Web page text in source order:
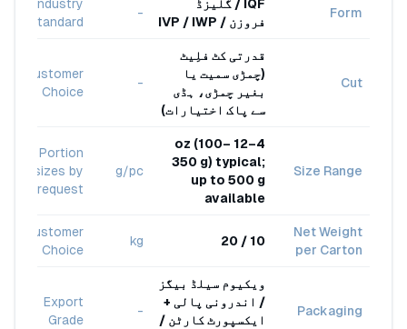
Form
IQF / گلیزڈ
فروزن / IVP / IWP
-
Industry
Standard
Cut
قدرتی کٹ فلِیٹ
(چمڑی سمیت یا
بغیر چمڑی، ہڈی
سے پاک اختیارات)
-
Customer
Choice
Size Range
4–12 oz (100–
350 g) typical;
up to 500 g
available
g/pc
Portion
sizes by
request
Net Weight
per Carton
10 / 20
kg
Customer
Choice
Packaging
ویکیوم سیلڈ بیگز
/ اندرونی پالی +
ایکسپورٹ کارٹن /
-
Export
Grade